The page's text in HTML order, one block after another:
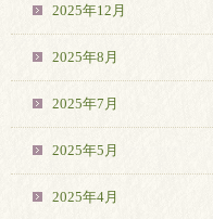
2025年12月
2025年8月
2025年7月
2025年5月
2025年4月